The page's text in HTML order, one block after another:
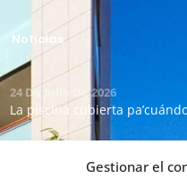
Gestionar el
Noticias
24 De Julio De 2026
La piscina cubierta
Nuestra Solidaridad con